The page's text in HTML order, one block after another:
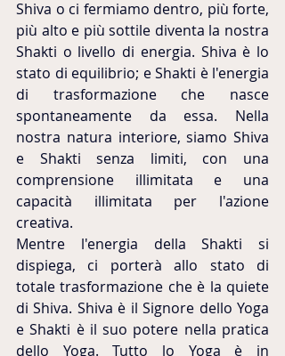
Shiva o ci fermiamo dentro, più forte,
più alto e più sottile diventa la nostra
Shakti o livello di energia. Shiva è lo
stato di equilibrio; e Shakti è l'energia
di trasformazione che nasce
spontaneamente da essa. Nella
nostra natura interiore, siamo Shiva
e Shakti senza limiti, con una
comprensione illimitata e una
capacità illimitata per l'azione
creativa.
Mentre l'energia della Shakti si
dispiega, ci porterà allo stato di
totale trasformazione che è la quiete
di Shiva. Shiva è il Signore dello Yoga
e Shakti è il suo potere nella pratica
dello Yoga. Tutto lo Yoga è in